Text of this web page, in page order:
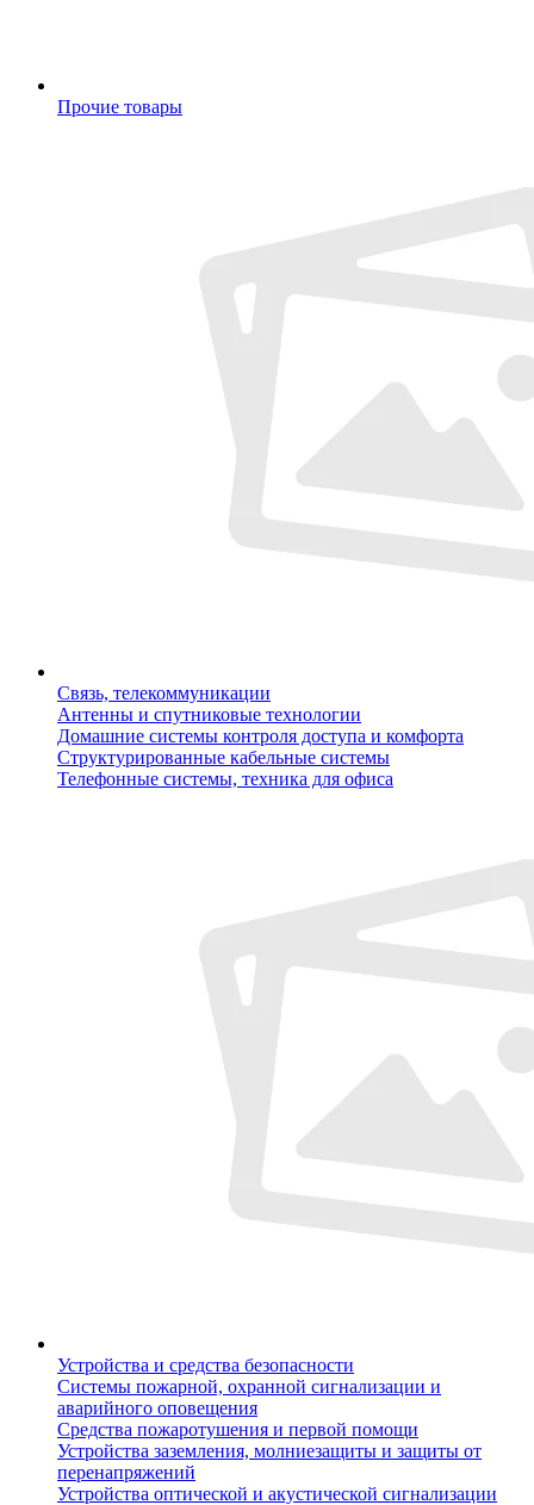
Прочие товары
Связь, телекоммуникации
Антенны и спутниковые технологии
Домашние системы контроля доступа и комфорта
Структурированные кабельные системы
Телефонные системы, техника для офиса
Устройства и средства безопасности
Системы пожарной, охранной сигнализации и
аварийного оповещения
Средства пожаротушения и первой помощи
Устройства заземления, молниезащиты и защиты от
перенапряжений
Устройства оптической и акустической сигнализации